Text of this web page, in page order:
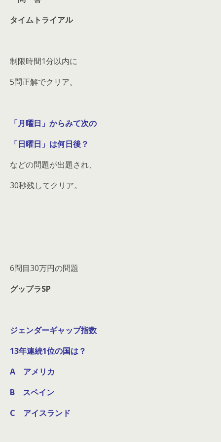
タイムトライアル
制限時間1分以内に
5問正解でクリア。
「月曜日」からみて次の
「日曜日」は何日後？
などの問題が出題され、
30秒残してクリア。
6問目30万円の問題
グップラSP
ジェンダーギャップ指数
13年連続1位の国は？
A アメリカ
B スペイン
C アイスランド